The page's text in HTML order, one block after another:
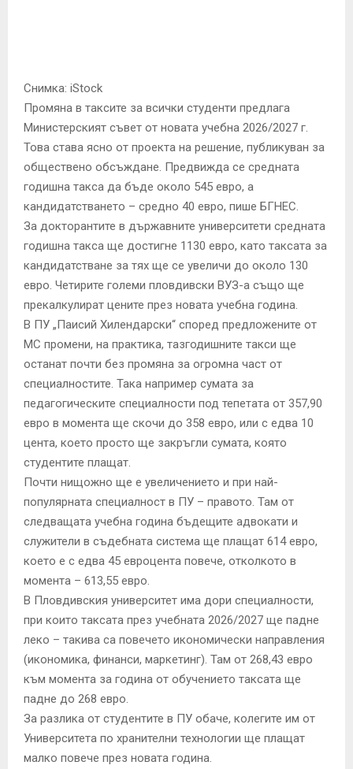
UСнимка: iStock
Промяна в таксите за всички студенти предлага
Министерският съвет от новата учебна 2026/2027 г.
Това става ясно от проекта на решение, публикуван за
обществено обсъждане. Предвижда се средната
годишна такса да бъде около 545 евро, а
кандидатстването – средно 40 евро, пише БГНЕС.
За докторантите в държавните университети средната
годишна такса ще достигне 1130 евро, като таксата за
кандидатстване за тях ще се увеличи до около 130
евро. Четирите големи пловдивски ВУЗ-а също ще
прекалкулират цените през новата учебна година.
В ПУ „Паисий Хилендарски“ според предложените от
МС промени, на практика, тазгодишните такси ще
останат почти без промяна за огромна част от
специалностите. Така например сумата за
педагогическите специалности под тепетата от 357,90
евро в момента ще скочи до 358 евро, или с едва 10
цента, което просто ще закръгли сумата, която
студентите плащат.
Почти нищожно ще е увеличението и при най-
популярната специалност в ПУ – правото. Там от
следващата учебна година бъдещите адвокати и
служители в съдебната система ще плащат 614 евро,
което е с едва 45 евроцента повече, отколкото в
момента – 613,55 евро.
В Пловдивския университет има дори специалности,
при които таксата през учебната 2026/2027 ще падне
леко – такива са повечето икономически направления
(икономика, финанси, маркетинг). Там от 268,43 евро
към момента за година от обучението таксата ще
падне до 268 евро.
За разлика от студентите в ПУ обаче, колегите им от
Университета по хранителни технологии ще плащат
малко повече през новата година.